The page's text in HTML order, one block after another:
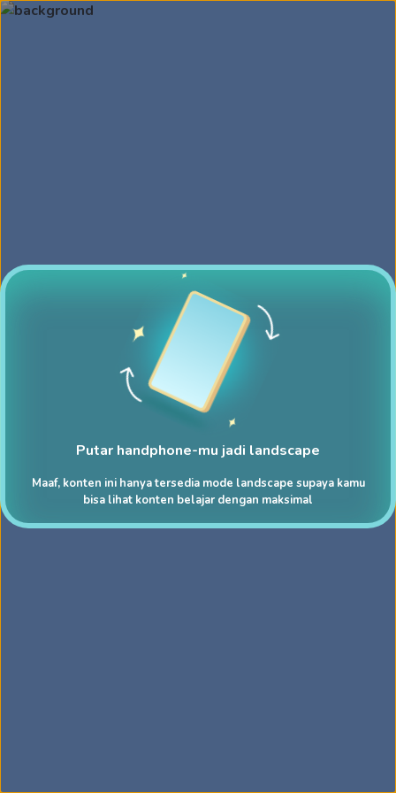
Putar handphone-mu jadi landscape
Maaf, konten ini hanya tersedia mode landscape supaya kamu
bisa lihat konten belajar dengan maksimal